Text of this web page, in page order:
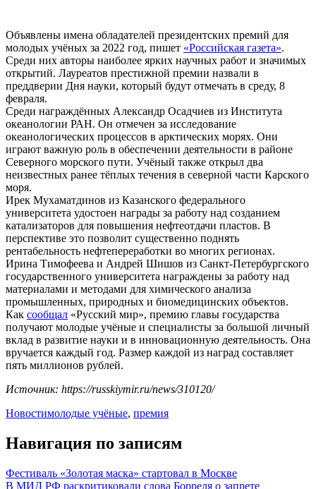
Объявлены имена обладателей президентских премий для
молодых учёных за 2022 год, пишет «Российская газета».
Среди них авторы наиболее ярких научных работ и значимых
открытий. Лауреатов престижной премии назвали в
преддверии Дня науки, который будут отмечать в среду, 8
февраля.
Среди награждённых Александр Осадчиев из Института
океанологии РАН. Он отмечен за исследование
океанологических процессов в арктических морях. Они
играют важную роль в обеспечении деятельности в районе
Северного морского пути. Учёный также открыл два
неизвестных ранее тёплых течения в северной части Карского
моря.
Ирек Мухаматдинов из Казанского федерального
университета удостоен награды за работу над созданием
катализаторов для повышения нефтеотдачи пластов. В
перспективе это позволит существенно поднять
рентабельность нефтепереработки во многих регионах.
Ирина Тимофеева и Андрей Шишов из Санкт-Петербургского
государственного университета награждены за работу над
материалами и методами для химического анализа
промышленных, природных и биомедицинских объектов.
Как сообщал «Русский мир», премию главы государства
получают молодые учёные и специалисты за большой личный
вклад в развитие науки и в инновационную деятельность. Она
вручается каждый год. Размер каждой из наград составляет
пять миллионов рублей.
Источник: https://russkiymir.ru/news/310120/
Новостимолодые учёные, премия
Навигация по записям
Фестиваль «Золотая маска» стартовал в Москве
В МИД РФ раскритиковали слова Борреля о запрете